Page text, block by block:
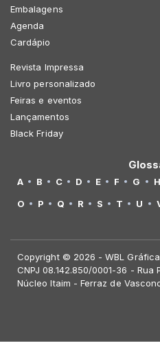
Embalagens
Agenda
Cardápio
Revista Impressa
Livro personalizado
Feiras e eventos
Lançamentos
Black Friday
A B C D E F G H
O
P Q R S T U
Copyright © 2026 - WBL
CNPJ 08.142.850/0001-36 -
Núcleo Itaim - Ferraz de